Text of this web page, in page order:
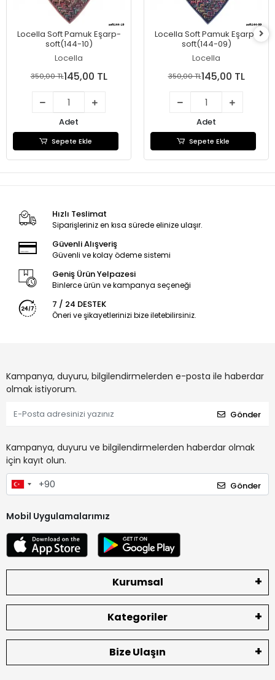
Locella Soft Pamuk Eşarp-
soft(144-10)
Locella
350,00 TL145,00 TL
Adet
Sepete Ekle
Locella Soft Pamuk Eşarp-
soft(144-09)
Locella
350,00 TL145,00 TL
Adet
Sepete Ekle
Hızlı Teslimat
Siparişleriniz en kısa sürede elinize ulaşır.
Güvenli Alışveriş
Güvenli ve kolay ödeme sistemi
Geniş Ürün Yelpazesi
Binlerce ürün ve kampanya seçeneği
7 / 24 DESTEK
Öneri ve şikayetlerinizi bize iletebilirsiniz.
Kampanya, duyuru, bilgilendirmelerden e-posta ile haberdar
olmak istiyorum.
Gönder
Kampanya, duyuru ve bilgilendirmelerden haberdar olmak
için kayıt olun.
Gönder
Mobil Uygulamalarımız
Kurumsal
Kategoriler
Bize Ulaşın